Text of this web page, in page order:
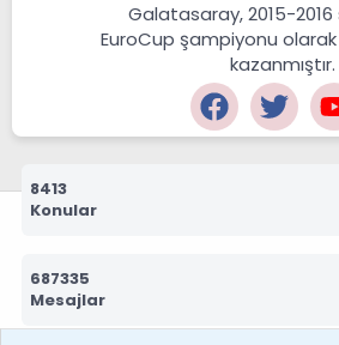
Galatasaray, 2015-
EuroCup şampiyonu olarak
kazanmıştır.
8413
Konular
687335
Mesajlar